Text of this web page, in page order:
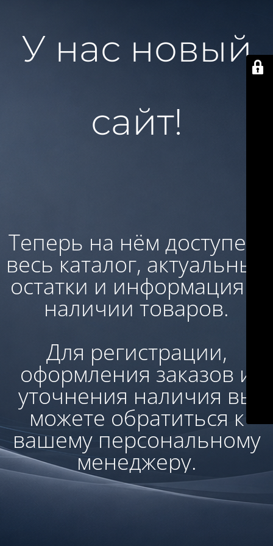
У нас новый
сайт!
Теперь на нём доступен:
весь каталог, актуальные
остатки и информация о
наличии товаров.
Для регистрации,
оформления заказов и
уточнения наличия вы
можете обратиться к
вашему персональному
менеджеру.